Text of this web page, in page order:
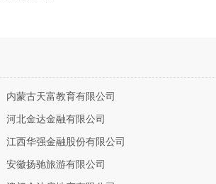
内蒙古天富教育有限公司
河北金达金融有限公司
江西华强金融股份有限公司
安徽扬驰旅游有限公司